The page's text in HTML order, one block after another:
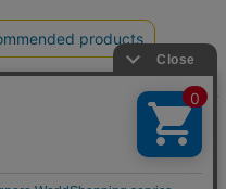
個人情報保護方針
特定商